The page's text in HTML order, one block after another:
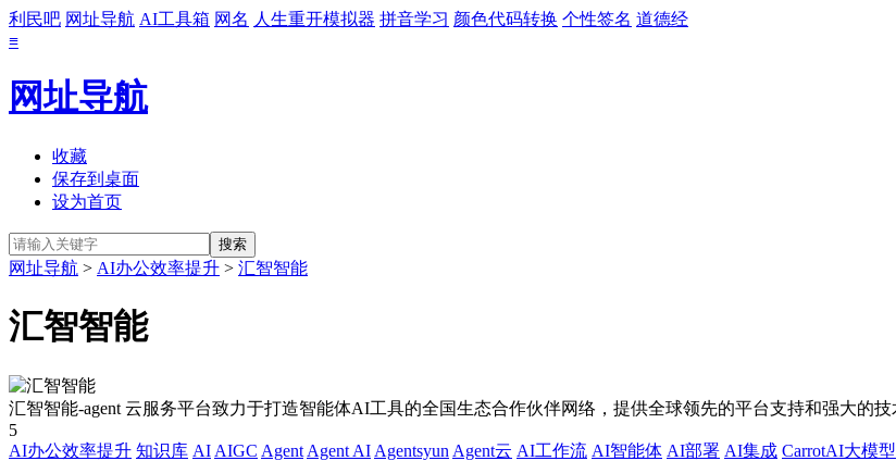
利民吧 网址导航 AI工具箱 网名 人生重开模拟器 拼音学习 颜色代码转换 个性签名 道德经
≡
网址导航
收藏
保存到桌面
设为首页
网址导航 > AI办公效率提升 > 汇智智能
汇智智能
汇智智能-agent 云服务平台致力于打造智能体AI工具的全国生态合作伙伴网络，提供全球领先的平台支持和强大的
5
AI办公效率提升 知识库 AI AIGC Agent Agent AI Agentsyun Agent云 AI工作流 AI智能体 AI部署 AI集成 CarrotAI大模型